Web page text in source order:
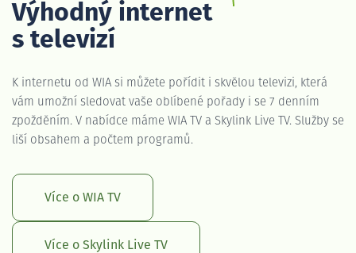
Výhodný internet
s televizí
K internetu od WIA si můžete pořídit i skvělou televizi, která
vám umožní sledovat vaše oblíbené pořady i se 7 denním
zpožděním. V nabídce máme WIA TV a Skylink Live TV. Služby se
liší obsahem a počtem programů.
Více o WIA TV
Více o Skylink Live TV